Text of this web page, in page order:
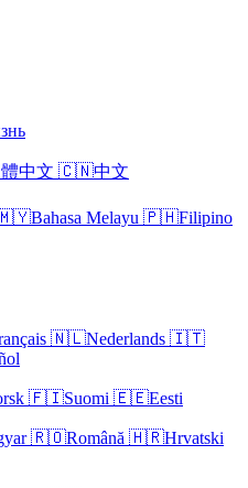
中文 🇨🇳中文
Bahasa Melayu 🇵🇭Filipino
🇳🇱Nederlands 🇮🇹
🇫🇮Suomi 🇪🇪Eesti
🇷🇴Română 🇭🇷Hrvatski